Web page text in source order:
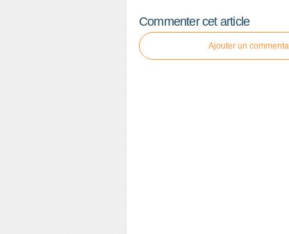
Commenter cet article
Ajouter un